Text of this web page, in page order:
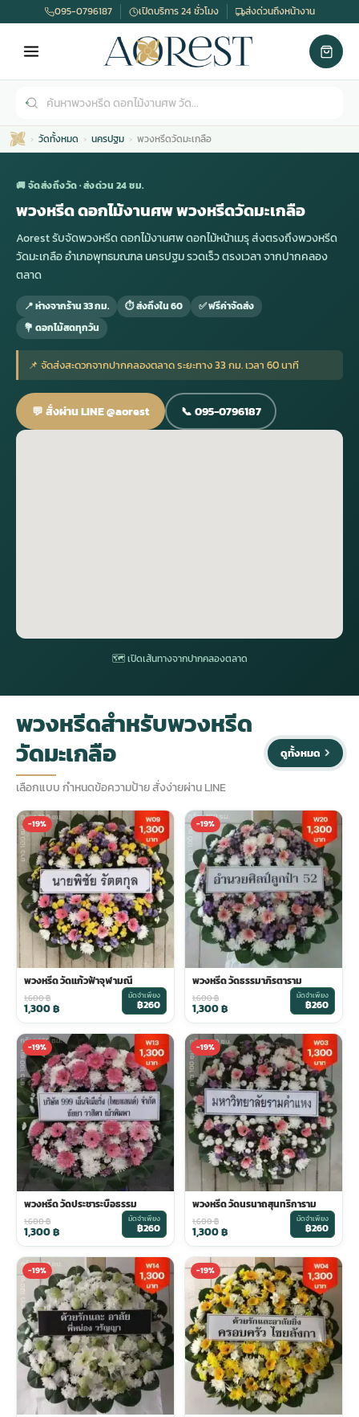
ดอกไม้หน้าศพ
ดอกไม้จัดงานศพ
จัดดอกไม้หน้าศพ
ดอกไม้หน้าหีบ
ดอกไม้งานศพ กรุงเทพ
ดอกไม้งานศพ ปากคลองตลาด
ร้านดอกไม้งานศพ ใกล้ฉัน
ดอกไม้งานศพ ราคาถูก
จัดดอกไม้งานศพ ราคา
ดอกไม้งานศพ ส่งฟรี
ดอกไม้งานศพ ออนไลน์
พวงดอกไม้งานศพ
tpdecorate ปูพื้น
พวงหรีด กรุงเทพ
พวงหรีดราคา
สั่งพวงหรีด
ร้านพวงหรีด
พวงหรีดดอกไม้สด ราคาถูก
สั่งพวงหรีด ออนไลน์
ส่งพวงหรีด ด่วน กรุงเทพ
ร้านพวงหรีด กรุงเทพ ส่งฟรี
พวงหรีด ปากคลองตลาด ราคา
พวงหรีด ส่งด่วน วันนี้
มรุ
น้าเมรุ
มรุสีขาว
ไม้หน้าเมรุ
ระดับเมรุ
มรุ ออนไลน์
มรุ ส่งด่วน
น้าเมรุ กรุงเทพ
ไม้งานแต่ง
ไม้งานแต่ง ราคา
ไม้งานแต่ง ราคาถูก
ไม้งานแต่ง กรุงเทพ
พวงหรีดพัดลม
พวงหรีดพัดลม ราคา
พวงหรีดพัดลม ราคาถูก
พวงหรีดพัดลม กรุงเทพ
พวงหรีดพัดลม แบบสวยๆ
รับจัดงานศพ
รับจัดงานศพ ราคา
รับจัดงานศพ ครบวงจร
รับจัดงานศพ กรุงเทพ
095-0796187 เปิดบริการ 24 ชั่วโมง ส่งด่วนถึงหน้างาน
วัดทั้งหมด นครปฐม พวงหรีดวัดมะเกลือ
🚚 จัดส่งถึงวัด · ส่งด่วน 24 ชม.
พวงหรีด ดอกไม้งานศพ พวงหรีดวัดมะเกลือ
Aorest รับจัดพวงหรีด ดอกไม้งานศพ ดอกไม้หน้าเมรุ ส่งตรงถึงพวงหรีด
วัดมะเกลือ อำเภอพุทธมณฑล นครปฐม รวดเร็ว ตรงเวลา จากปากคลอง
ตลาด
📍 ห่างจากร้าน 33 กม. ⏱ ส่งถึงใน 60
✅ ฟรีค่าจัดส่ง
💐 ดอกไม้สดทุกวัน
📌 จัดส่งสะดวกจากปากคลองตลาด ระยะทาง 33 กม. เวลา 60 นาที
💬 สั่งผ่าน LINE @aorest 📞 095-0796187
🗺 เปิดเส้นทางจากปากคลองตลาด
พวงหรีดสำหรับพวงหรีด
วัดมะเกลือ
เลือกแบบ กำหนดข้อความป้าย สั่งง่ายผ่าน LINE
ดูทั้งหมด
-19%
พวงหรีด วัดแก้วฟ้าจุฬามณี
1,600฿
1,300฿
มัดจำเพียง
฿260
-19%
พวงหรีด วัดธรรมาภิรตาราม
1,600฿
1,300฿
มัดจำเพียง
฿260
-19%
พวงหรีด วัดประชาระบือธรรม
1,600฿
1,300฿
มัดจำเพียง
฿260
-19%
พวงหรีด วัดนรนาถสุนทริการาม
1,600฿
1,300฿
มัดจำเพียง
฿260
-19% -19%